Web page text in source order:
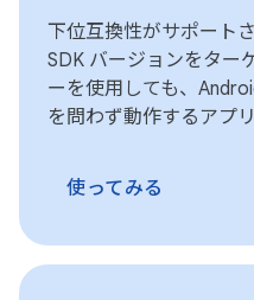
下位互換性がサポート
SDK バージョンをター
ーを使用しても、
を問わず動作するアプ
使ってみる